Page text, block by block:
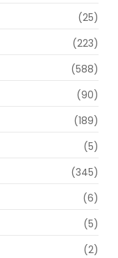
(25)
(223)
(588)
(90)
(189)
(5)
(345)
(6)
(5)
(2)